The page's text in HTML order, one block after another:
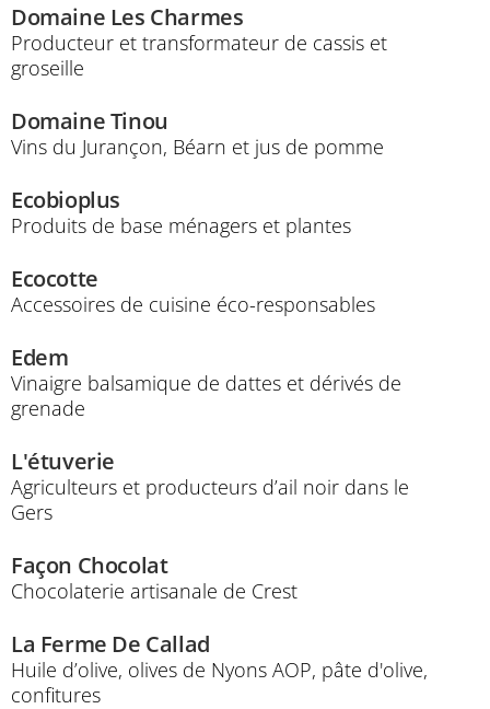
Domaine Les Charmes
Producteur et transformateur de cassis et
groseille
Domaine Tinou
Vins du Jurançon, Béarn et jus de pomme
Ecobioplus
Produits de base ménagers et plantes
Ecocotte
Accessoires de cuisine éco-responsables
Edem
Vinaigre balsamique de dattes et dérivés de
grenade
L'étuverie
Agriculteurs et producteurs d’ail noir dans le
Gers
Façon Chocolat
Chocolaterie artisanale de Crest
La Ferme De Callad
Huile d’olive, olives de Nyons AOP, pâte d'olive,
confitures